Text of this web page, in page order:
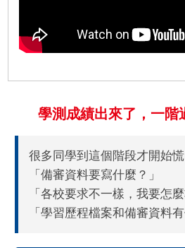
學測成績出來了，一階
很多同學到這個階段才開始慌
「備審資料要寫什麼？」
「各校要求不一樣，我要怎麼
「學習歷程檔案和備審資料